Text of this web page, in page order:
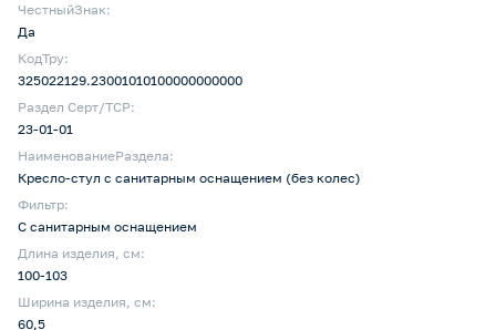
ЧестныйЗнак:
Да
КодТру:
325022129.23001010100000000000
Раздел Серт/ТСР:
23-01-01
НаименованиеРаздела:
Кресло-стул с санитарным оснащением (без колес)
Фильтр:
С санитарным оснащением
Длина изделия, см:
100-103
Ширина изделия, см:
60,5